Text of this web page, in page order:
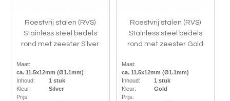
Roestvrij stalen (RVS)
Stainless steel bedels
rond met zeester Silver
Maat:
ca. 11.5x12mm (Ø1.1mm)
Inhoud:
1 stuk
Kleur:
Silver
Prijs:
Roestvrij stalen (RVS)
Stainless steel bedels
rond met zeester Gold
Maat:
ca. 11.5x12mm (Ø1.1mm)
Inhoud:
1 stuk
Kleur:
Gold
Prijs: